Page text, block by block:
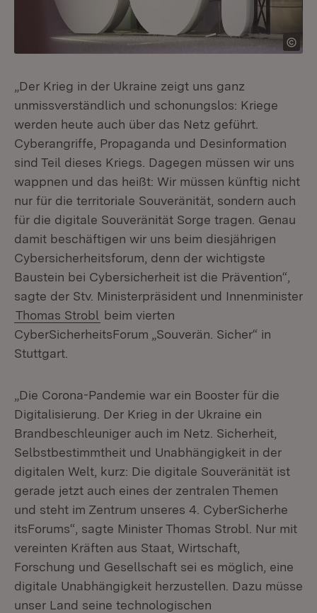
„Der Krieg in der Ukraine zeigt uns ganz
unmissverständlich und schonungslos: Kriege
werden heute auch über das Netz geführt.
Cyberangriffe, Propaganda und Desinformation
sind Teil dieses Kriegs. Dagegen müssen wir uns
wappnen und das heißt: Wir müssen künftig nicht
nur für die territoriale Souveränität, sondern auch
für die digitale Souveränität Sorge tragen. Genau
damit beschäftigen wir uns beim diesjährigen
Cybersicherheitsforum, denn der wichtigste
Baustein bei Cybersicherheit ist die Prävention“,
sagte der Stv. Ministerpräsident und Innenminister
Thomas Strobl beim vierten
CyberSicherheitsForum „Souverän. Sicher“ in
Stuttgart.
„Die Corona-Pandemie war ein Booster für die
Digitalisierung. Der Krieg in der Ukraine ein
Brandbeschleuniger auch im Netz. Sicherheit,
Selbstbestimmtheit und Unabhängigkeit in der
digitalen Welt, kurz: Die digitale Souveränität ist
gerade jetzt auch eines der zentralen Themen
und steht im Zentrum unseres 4. CyberSicherhe
itsForums“, sagte Minister Thomas Strobl. Nur mit
vereinten Kräften aus Staat, Wirtschaft,
Forschung und Gesellschaft sei es möglich, eine
digitale Unabhängigkeit herzustellen. Dazu müsse
unser Land seine technologischen